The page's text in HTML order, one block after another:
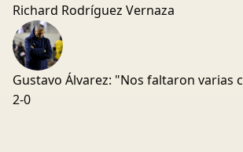
Richard Rodríguez Vernaza
Gustavo Álvarez: "Nos faltaron varias
2-0